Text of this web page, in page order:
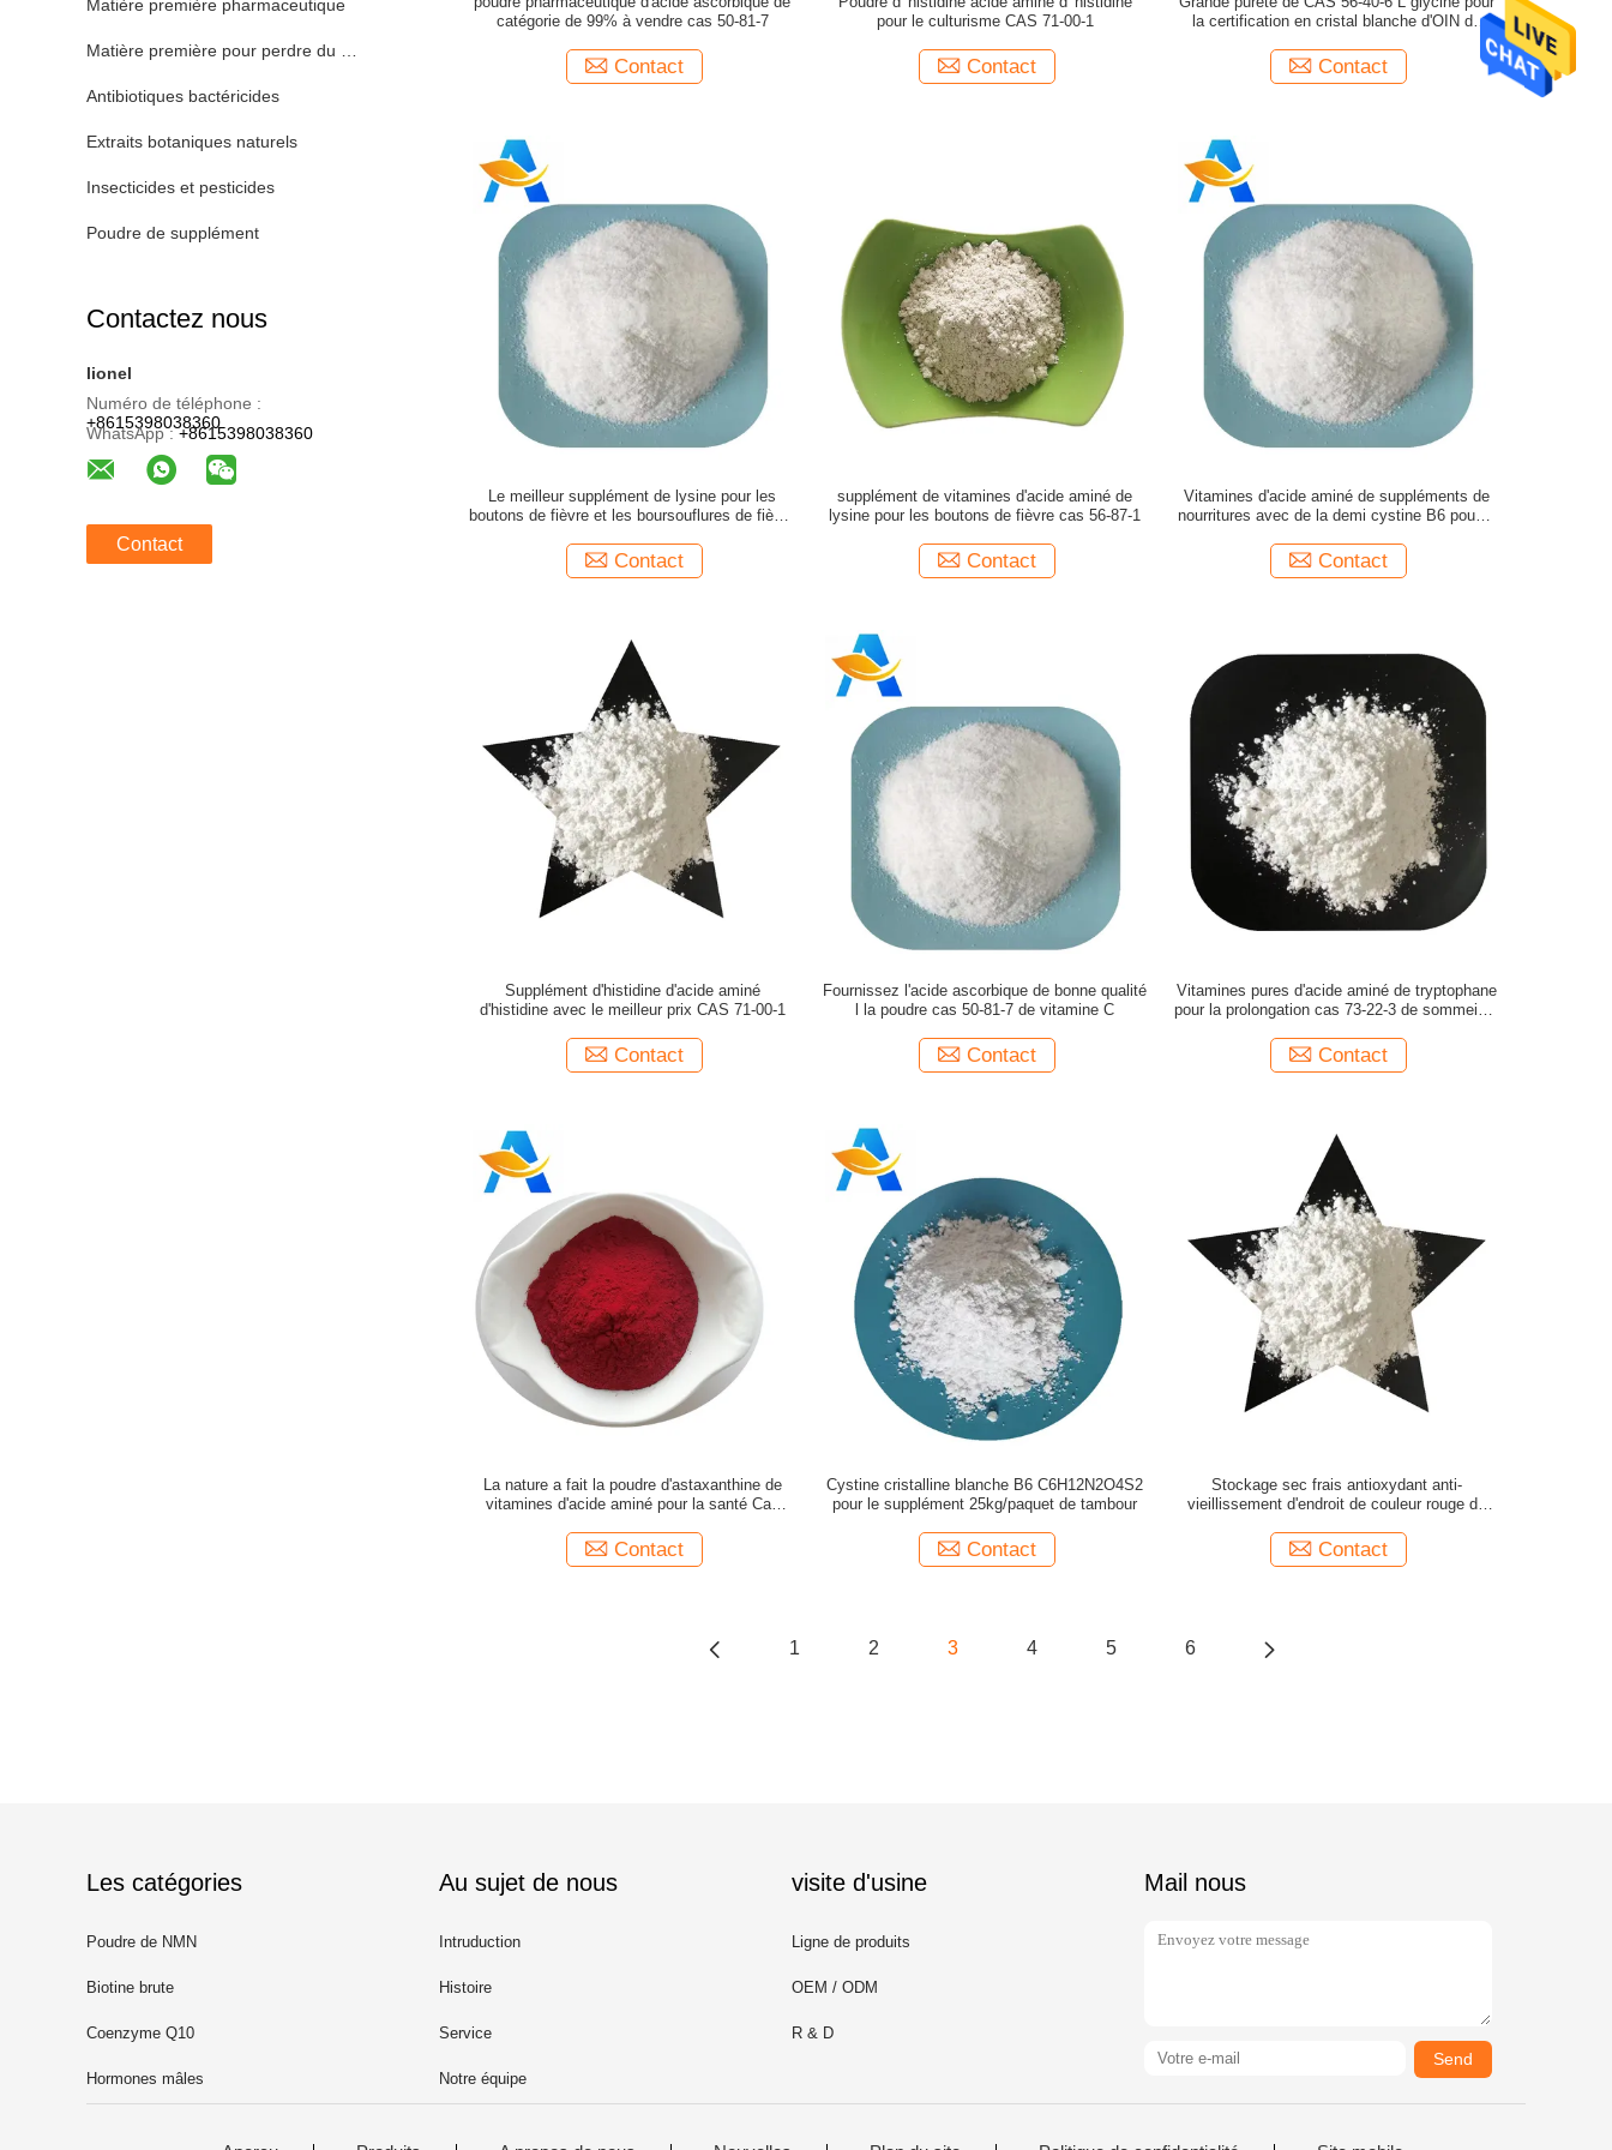
Matière première pharmaceutique
Matière première pour perdre du poids
Antibiotiques bactéricides
Extraits botaniques naturels
Insecticides et pesticides
Poudre de supplément
Contactez nous
lionel
Numéro de téléphone :
+8615398038360
WhatsApp :+8615398038360
Contact
catégorie de 99% à vendre cas 50-81-7
Contact
pour le culturisme CAS 71-00-1
Contact
la certification en cristal blanche d'OIN de
Contact
Le meilleur supplément de lysine pour les
boutons de fièvre et les boursouflures de fièvre
Contact
supplément de vitamines d'acide aminé de
lysine pour les boutons de fièvre cas 56-87-1
Contact
Vitamines d'acide aminé de suppléments de
nourritures avec de la demi cystine B6 pour la
Contact
Supplément d'histidine d'acide aminé
d'histidine avec le meilleur prix CAS 71-00-1
Contact
Fournissez l'acide ascorbique de bonne qualité
l la poudre cas 50-81-7 de vitamine C
Contact
Vitamines pures d'acide aminé de tryptophane
pour la prolongation cas 73-22-3 de sommeil et
Contact
La nature a fait la poudre d'astaxanthine de
vitamines d'acide aminé pour la santé Cas
Contact
Cystine cristalline blanche B6 C6H12N2O4S2
pour le supplément 25kg/paquet de tambour
Contact
Stockage sec frais antioxydant anti-
vieillissement d'endroit de couleur rouge de
Contact
1 2 3 4 5 6
Les catégories
Poudre de NMN
Biotine brute
Coenzyme Q10
Hormones mâles
Au sujet de nous
Intruduction
Histoire
Service
Notre équipe
visite d'usine
Ligne de produits
OEM / ODM
R & D
Mail nous
Send